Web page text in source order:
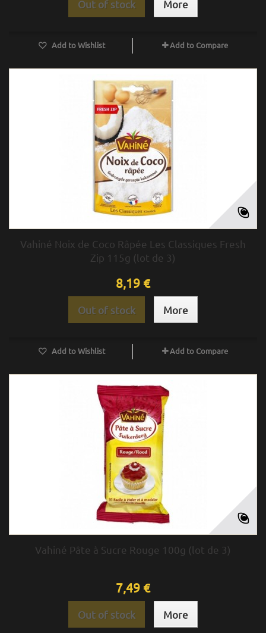
Out of stock More
Add to Wishlist Add to Compare
Vahiné Noix de Coco Râpée Les Classiques Fresh
Zip 115g (lot de 3)
8,19 €
Out of stock More
Add to Wishlist Add to Compare
Vahiné Pâte à Sucre Rouge 100g (lot de 3)
7,49 €
Out of stock More